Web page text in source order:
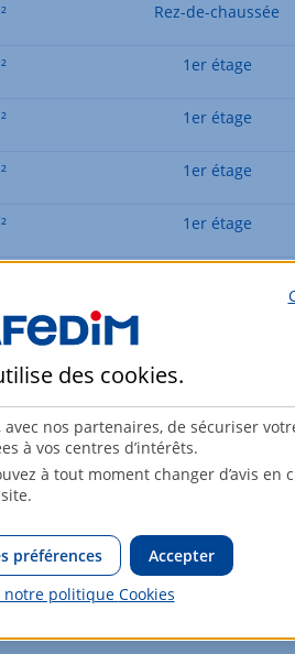
Rez-de-chaussée
1er étage
1er étage
1er étage
1er étage
Rez-de-chaussée
Géorisques :
des cookies.
nos partenaires, de sécuriser
à vos centres d’intérêts.
à tout moment changer d’avis en
Accepter
préférences
notre politique Cookies